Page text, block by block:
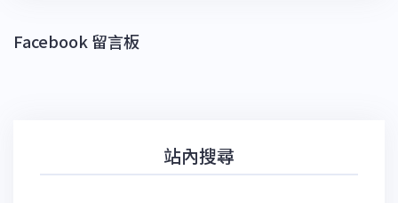
Facebook 留言板
站內搜尋